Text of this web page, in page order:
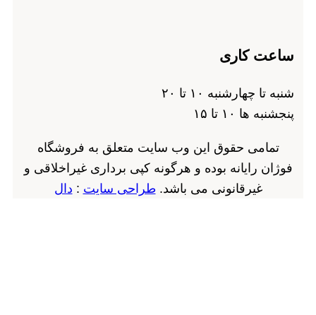
ساعت کاری
شنبه تا چهارشنبه ۱۰ تا ۲۰
پنجشنبه ها ۱۰ تا ۱۵
تمامی حقوق این وب سایت متعلق به فروشگاه
فوژان رایانه بوده و هرگونه کپی برداری غیراخلاقی و
غیرقانونی می باشد.طراحی سایت:دال